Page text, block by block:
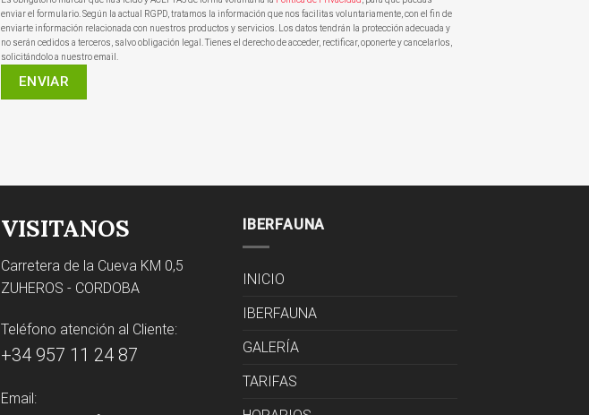
enviar el formulario. Según la actual RGPD, tratamos la información que nos facilitas voluntariamente, con el fin de
enviarte información relacionada con nuestros productos y servicios. Los datos tendrán la protección adecuada y
no serán cedidos a terceros, salvo obligación legal. Tienes el derecho de acceder, rectificar, oponerte y cancelarlos,
solicitándolo a nuestro email.
VISITANOS
Carretera de la Cueva KM 0,5
ZUHEROS - CORDOBA
Teléfono atención al Cliente:
+34 957 11 24 87
Email:
IBERFAUNA
INICIO
IBERFAUNA
GALERÍA
TARIFAS